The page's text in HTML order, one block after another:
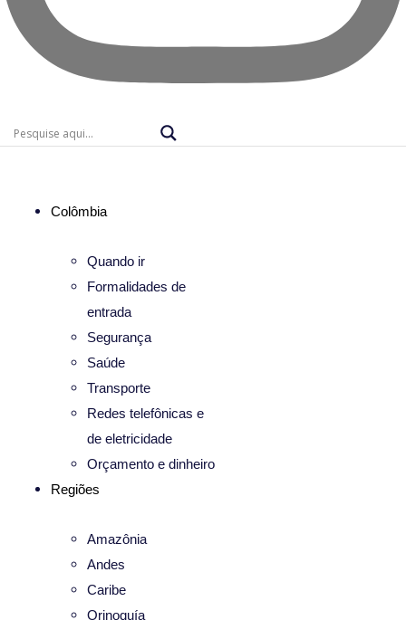
Colômbia
Quando ir
Formalidades de
entrada
Segurança
Saúde
Transporte
Redes telefônicas e
de eletricidade
Orçamento e dinheiro
Regiões
Amazônia
Andes
Caribe
Orinoquía